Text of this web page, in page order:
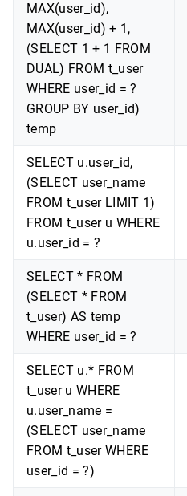
MAX(user_id),
MAX(user_id) + 1,
(SELECT 1 + 1 FROM
DUAL) FROM t_user
WHERE user_id = ?
GROUP BY user_id)
temp
SELECT u.user_id,
(SELECT user_name
FROM t_user LIMIT 1)
FROM t_user u WHERE
u.user_id = ?
SELECT * FROM
(SELECT * FROM
t_user) AS temp
WHERE user_id = ?
SELECT u.* FROM
t_user u WHERE
u.user_name =
(SELECT user_name
FROM t_user WHERE
user_id = ?)